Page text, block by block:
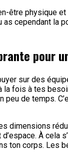
être physique
cependant la
pour
sur des
fois à tes
de temps.
dimensions
À cela
ton corps. Les